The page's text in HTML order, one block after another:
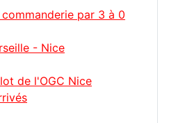
par 3 à 0
- Nice
de l'OGC Nice